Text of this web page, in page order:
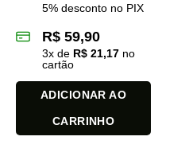
5% desconto no PIX
R$ 59,90
3x de R$ 21,17 no
cartão
ADICIONAR AO
CARRINHO